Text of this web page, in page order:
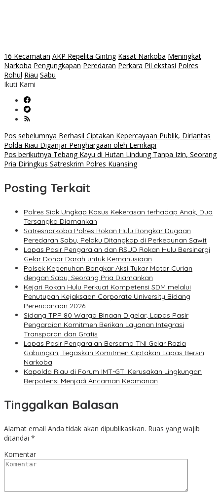
16 Kecamatan AKP Repelita Gintng Kasat Narkoba Meningkat
Narkoba Pengungkapan Peredaran Perkara Pil ekstasi Polres
Rohul Riau Sabu
Ikuti Kami
Navigasi
pos
Pos sebelumnya Berhasil Ciptakan Kepercayaan Publik, Dirlantas
Polda Riau Diganjar Penghargaan oleh Lemkapi
Pos berikutnya Tebang Kayu di Hutan Lindung Tanpa Izin, Seorang
Pria Diringkus Satreskrim Polres Kuansing
Posting Terkait
Polres Siak Ungkap Kasus Kekerasan terhadap Anak, Dua
Tersangka Diamankan
Satresnarkoba Polres Rokan Hulu Bongkar Dugaan
Peredaran Sabu, Pelaku Ditangkap di Perkebunan Sawit
Lapas Pasir Pengaraian dan RSUD Rokan Hulu Bersinergi
Gelar Donor Darah untuk Kemanusiaan
Polsek Kepenuhan Bongkar Aksi Tukar Motor Curian
dengan Sabu, Seorang Pria Diamankan
Kejari Rokan Hulu Perkuat Kompetensi SDM melalui
Penutupan Kejaksaan Corporate University Bidang
Perencanaan 2026
Sidang TPP 80 Warga Binaan Digelar, Lapas Pasir
Pengaraian Komitmen Berikan Layanan Integrasi
Transparan dan Gratis
Lapas Pasir Pengaraian Bersama TNI Gelar Razia
Gabungan, Tegaskan Komitmen Ciptakan Lapas Bersih
Narkoba
Kapolda Riau di Forum IMT-GT: Kerusakan Lingkungan
Berpotensi Menjadi Ancaman Keamanan
Tinggalkan Balasan
Alamat email Anda tidak akan dipublikasikan. Ruas yang wajib
ditandai *
Komentar